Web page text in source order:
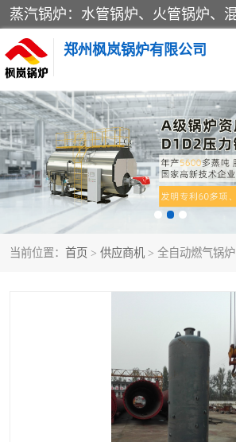
郑州枫岚锅炉有限公司
当前位置： 首页 > 供应商机 > 全自动燃气锅炉